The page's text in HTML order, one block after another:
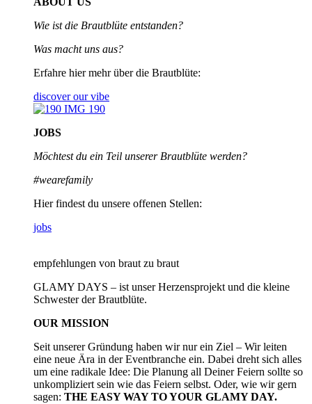
Wie ist die Brautblüte entstanden?
Was macht uns aus?
Erfahre hier mehr über die Brautblüte:
discover our vibe
JOBS
Möchtest du ein Teil unsererBrautblüte werden?
#wearefamily
Hier findest du unsere offenen Stellen:
jobs
empfehlungen von braut zu braut
GLAMY DAYS – ist unser Herzensprojekt und die kleine
Schwester der Brautblüte.
OUR MISSION
Seit unserer Gründung haben wir nur ein Ziel – Wir leiten
eine neue Ära in der Eventbranche ein. Dabei dreht sich alles
um eine radikale Idee: Die Planung all Deiner Feiern sollte so
unkompliziert sein wie das Feiern selbst. Oder, wie wir gern
sagen: THE EASY WAY TO YOUR GLAMY DAY.